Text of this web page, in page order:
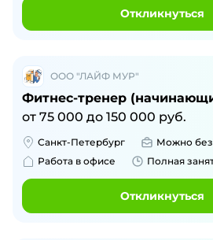
Откликнуться
ООО "ЛАЙФ МУР"
Фитнес-тренер
от 75 000 до 150 000 руб.
Санкт-Петербург
Можно
Работа в офисе
Полная
Откликнуться